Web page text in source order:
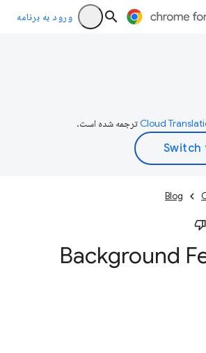
ورود به برنامه
ترجمه شده است.
Blog